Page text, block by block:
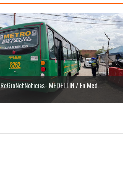
ReGioNetNoticias- MEDELLIN / En Med...